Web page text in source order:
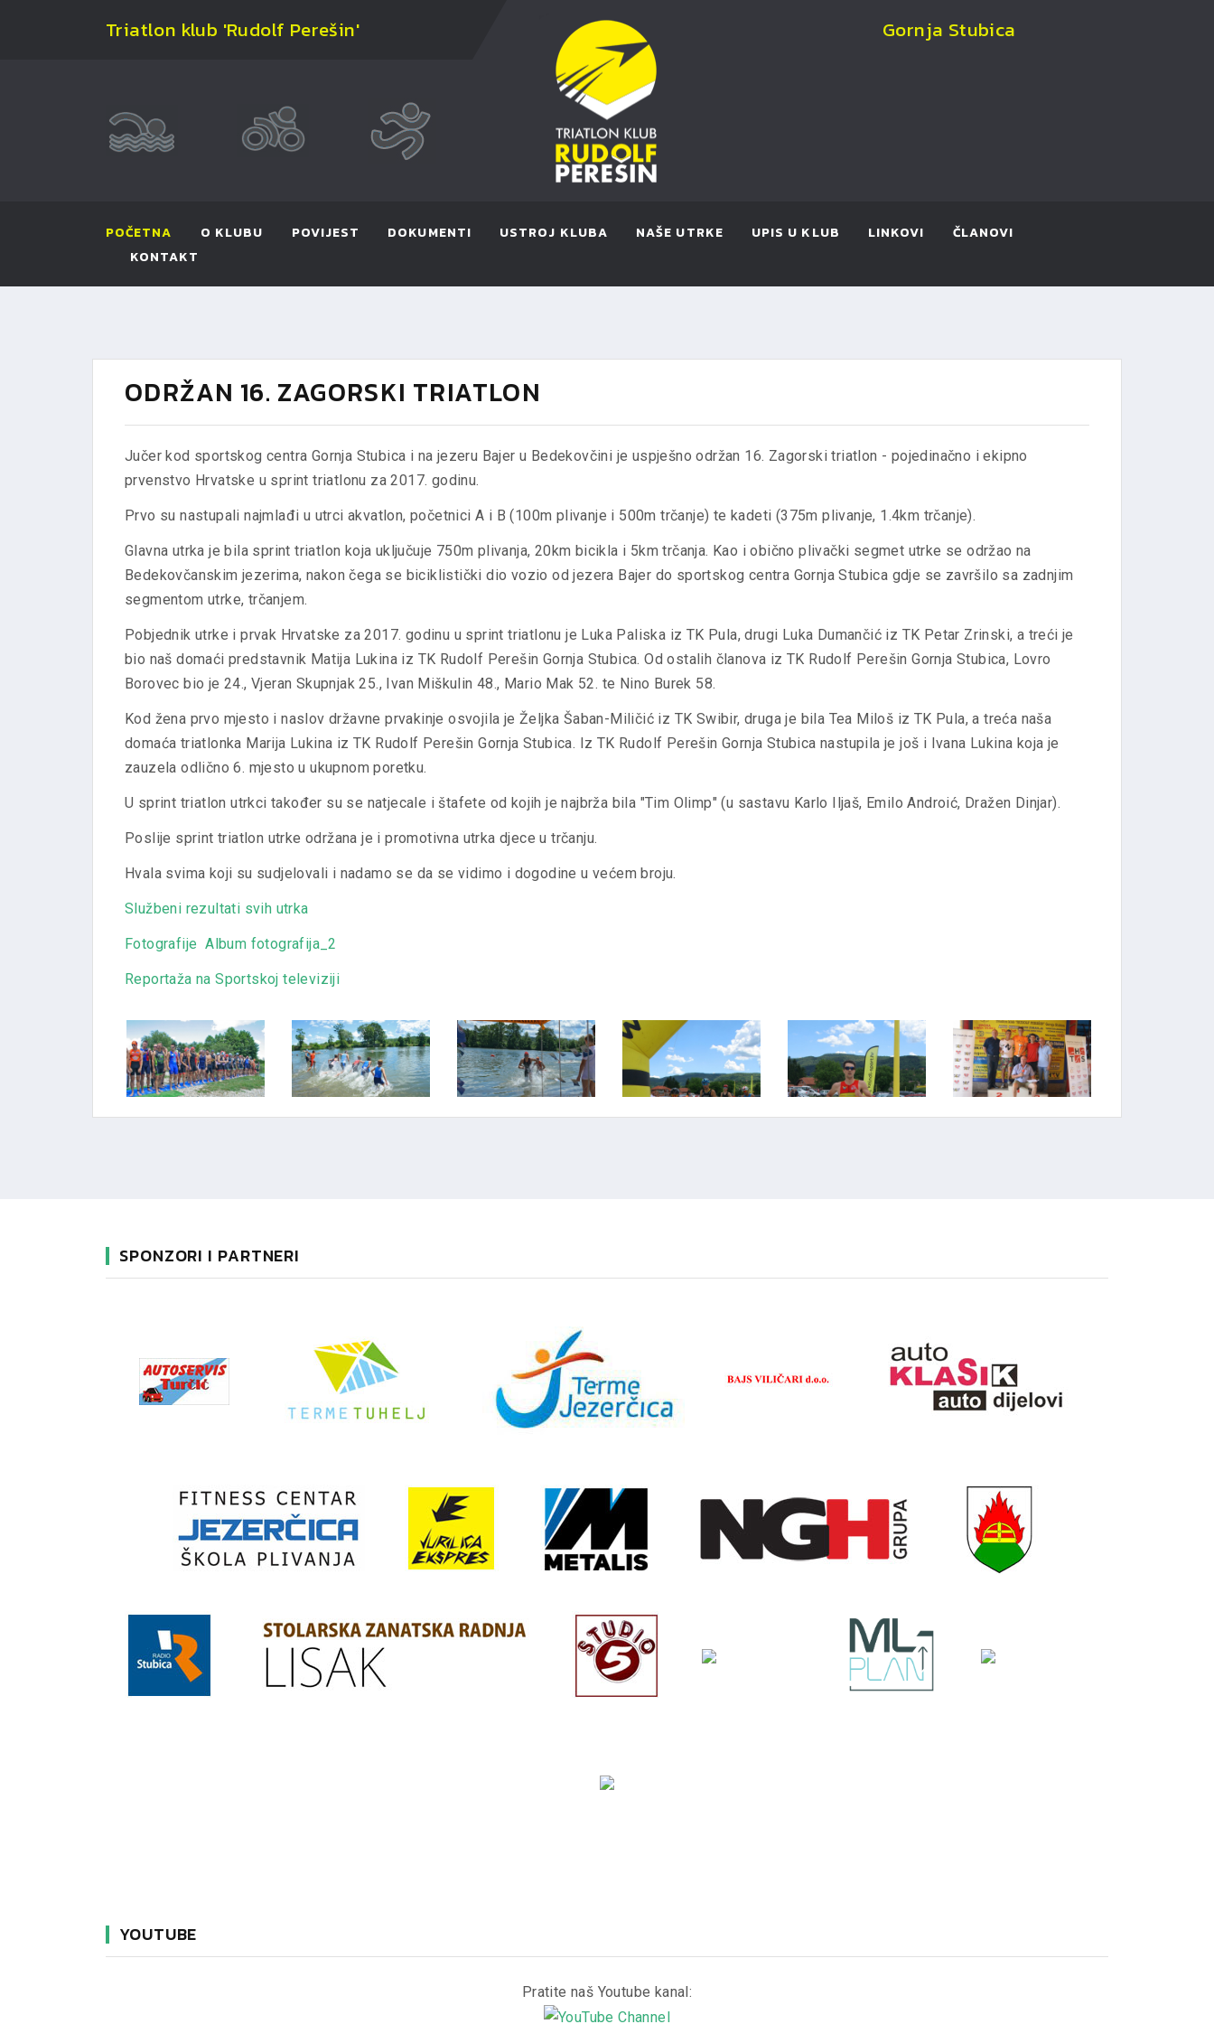
Triatlon klub 'Rudolf Perešin' Gornja Stubica
POČETNA O KLUBU POVIJEST DOKUMENTI USTROJ KLUBA NAŠE UTRKE UPIS U KLUB LINKOVI
ČLANOVI
KONTAKT
ODRŽAN 16. ZAGORSKI TRIATLON
Jučer kod sportskog centra Gornja Stubica i na jezeru Bajer u Bedekovčini je uspješno održan 16. Zagorski triatlon - pojedinačno i ekipno
prvenstvo Hrvatske u sprint triatlonu za 2017. godinu.
Prvo su nastupali najmlađi u utrci akvatlon, početnici A i B (100m plivanje i 500m trčanje) te kadeti (375m plivanje, 1.4km trčanje).
Glavna utrka je bila sprint triatlon koja uključuje 750m plivanja, 20km bicikla i 5km trčanja. Kao i obično plivački segmet utrke se održao na
Bedekovčanskim jezerima, nakon čega se biciklistički dio vozio od jezera Bajer do sportskog centra Gornja Stubica gdje se završilo sa zadnjim
segmentom utrke, trčanjem.
Pobjednik utrke i prvak Hrvatske za 2017. godinu u sprint triatlonu je Luka Paliska iz TK Pula, drugi Luka Dumančić iz TK Petar Zrinski, a treći je
bio naš domaći predstavnik Matija Lukina iz TK Rudolf Perešin Gornja Stubica. Od ostalih članova iz TK Rudolf Perešin Gornja Stubica, Lovro
Borovec bio je 24., Vjeran Skupnjak 25., Ivan Miškulin 48., Mario Mak 52. te Nino Burek 58.
Kod žena prvo mjesto i naslov državne prvakinje osvojila je Željka Šaban-Miličić iz TK Swibir, druga je bila Tea Miloš iz TK Pula, a treća naša
domaća triatlonka Marija Lukina iz TK Rudolf Perešin Gornja Stubica. Iz TK Rudolf Perešin Gornja Stubica nastupila je još i Ivana Lukina koja je
zauzela odlično 6. mjesto u ukupnom poretku.
U sprint triatlon utrkci također su se natjecale i štafete od kojih je najbrža bila "Tim Olimp" (u sastavu Karlo Iljaš, Emilo Androić, Dražen Dinjar).
Poslije sprint triatlon utrke održana je i promotivna utrka djece u trčanju.
Hvala svima koji su sudjelovali i nadamo se da se vidimo i dogodine u većem broju.
Službeni rezultati svih utrka
Fotografije Album fotografija_2
Reportaža na Sportskoj televiziji
SPONZORI I PARTNERI
YOUTUBE
Pratite naš Youtube kanal: